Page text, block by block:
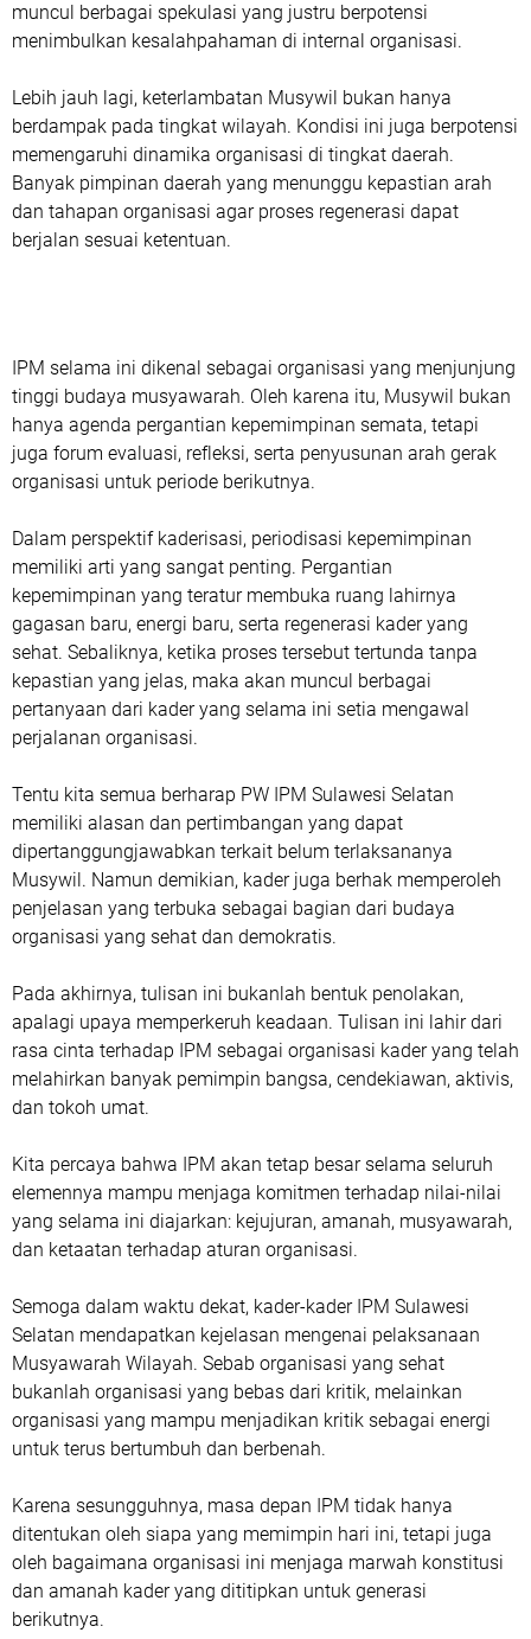
muncul berbagai spekulasi yang justru berpotensi
menimbulkan kesalahpahaman di internal organisasi.
Lebih jauh lagi, keterlambatan Musywil bukan hanya
berdampak pada tingkat wilayah. Kondisi ini juga berpotensi
memengaruhi dinamika organisasi di tingkat daerah.
Banyak pimpinan daerah yang menunggu kepastian arah
dan tahapan organisasi agar proses regenerasi dapat
berjalan sesuai ketentuan.
IPM selama ini dikenal sebagai organisasi yang menjunjung
tinggi budaya musyawarah. Oleh karena itu, Musywil bukan
hanya agenda pergantian kepemimpinan semata, tetapi
juga forum evaluasi, refleksi, serta penyusunan arah gerak
organisasi untuk periode berikutnya.
Dalam perspektif kaderisasi, periodisasi kepemimpinan
memiliki arti yang sangat penting. Pergantian
kepemimpinan yang teratur membuka ruang lahirnya
gagasan baru, energi baru, serta regenerasi kader yang
sehat. Sebaliknya, ketika proses tersebut tertunda tanpa
kepastian yang jelas, maka akan muncul berbagai
pertanyaan dari kader yang selama ini setia mengawal
perjalanan organisasi.
Tentu kita semua berharap PW IPM Sulawesi Selatan
memiliki alasan dan pertimbangan yang dapat
dipertanggungjawabkan terkait belum terlaksananya
Musywil. Namun demikian, kader juga berhak memperoleh
penjelasan yang terbuka sebagai bagian dari budaya
organisasi yang sehat dan demokratis.
Pada akhirnya, tulisan ini bukanlah bentuk penolakan,
apalagi upaya memperkeruh keadaan. Tulisan ini lahir dari
rasa cinta terhadap IPM sebagai organisasi kader yang telah
melahirkan banyak pemimpin bangsa, cendekiawan, aktivis,
dan tokoh umat.
Kita percaya bahwa IPM akan tetap besar selama seluruh
elemennya mampu menjaga komitmen terhadap nilai-nilai
yang selama ini diajarkan: kejujuran, amanah, musyawarah,
dan ketaatan terhadap aturan organisasi.
Semoga dalam waktu dekat, kader-kader IPM Sulawesi
Selatan mendapatkan kejelasan mengenai pelaksanaan
Musyawarah Wilayah. Sebab organisasi yang sehat
bukanlah organisasi yang bebas dari kritik, melainkan
organisasi yang mampu menjadikan kritik sebagai energi
untuk terus bertumbuh dan berbenah.
Karena sesungguhnya, masa depan IPM tidak hanya
ditentukan oleh siapa yang memimpin hari ini, tetapi juga
oleh bagaimana organisasi ini menjaga marwah konstitusi
dan amanah kader yang dititipkan untuk generasi
berikutnya.